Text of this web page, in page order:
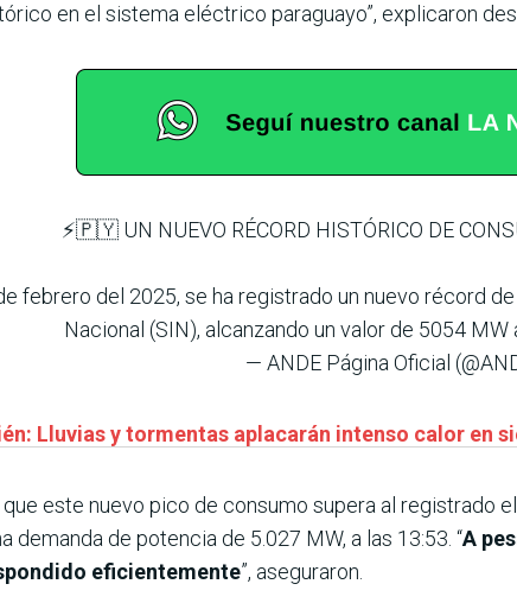
en el sistema eléctrico paraguayo”, explicaron
⚡️🇵🇾 UN NUEVO RÉCORD HISTÓRICO DE
febrero del 2025, se ha registrado un nuevo récord
Nacional (SIN), alcanzando un valor de 5054 MW
— ANDE Página Oficial
Lluvias y tormentas aplacarán intenso calor en
este nuevo pico de consumo supera al registrado
demanda de potencia de 5.027 MW, a las 13:53. “A
eficientemente”, aseguraron.